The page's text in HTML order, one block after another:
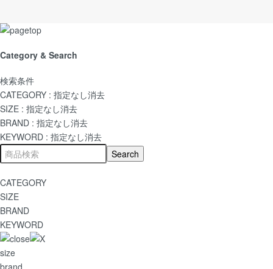
Category & Search
検索条件
CATEGORY : 指定なし消去
SIZE : 指定なし消去
BRAND : 指定なし消去
KEYWORD : 指定なし消去
CATEGORY
SIZE
BRAND
KEYWORD
size
brand